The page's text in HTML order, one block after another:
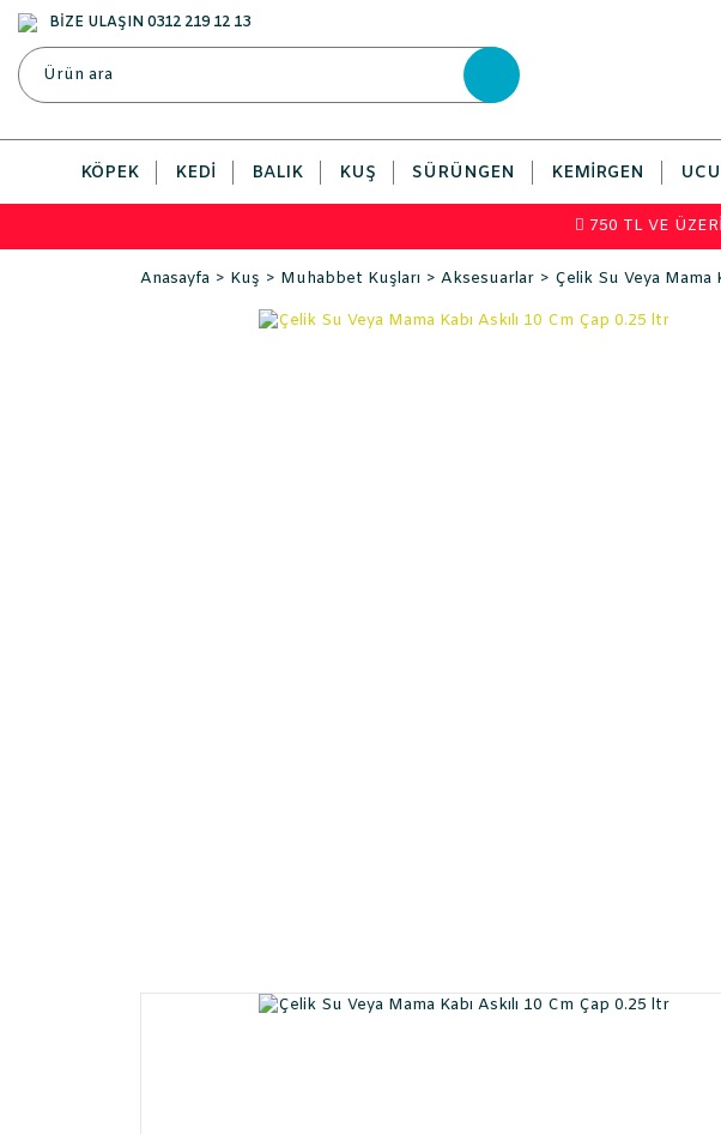
BİZE ULAŞIN 0312 219 12 13
KÖPEK KEDI BALIK KUŞ SÜRÜNGEN KEMIRGEN
750 TL VE
Anasayfa Kuş Muhabbet Kuşları Aksesuarlar Çelik Su Veya Mama